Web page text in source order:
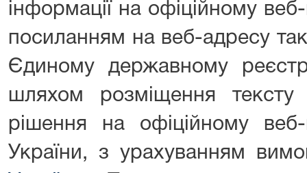
інформації на офіційному
посиланням на веб-адресу
Єдиному державному
шляхом розміщення тексту
рішення на офіційному веб-
України, з урахуванням